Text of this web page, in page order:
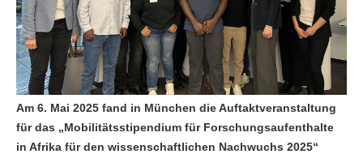
Am 6. Mai 2025 fand in München die Auftaktveranstaltung
für das „Mobilitätsstipendium für Forschungsaufenthalte
in Afrika für den wissenschaftlichen Nachwuchs 2025“